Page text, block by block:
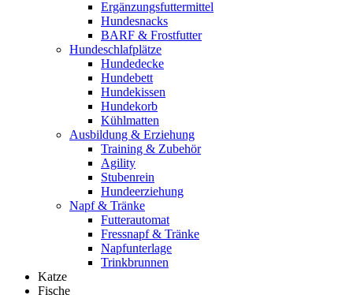
Ergänzungsfuttermittel
Hundesnacks
BARF & Frostfutter
Hundeschlafplätze
Hundedecke
Hundebett
Hundekissen
Hundekorb
Kühlmatten
Ausbildung & Erziehung
Training & Zubehör
Agility
Stubenrein
Hundeerziehung
Napf & Tränke
Futterautomat
Fressnapf & Tränke
Napfunterlage
Trinkbrunnen
Katze
Fische